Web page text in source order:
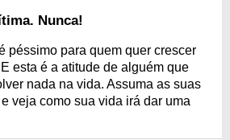
Nunca!
péssimo para quem quer crescer
esta é a atitude de alguém que
nada na vida. Assuma as suas
veja como sua vida irá dar uma